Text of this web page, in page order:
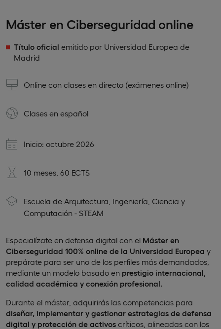
Máster en Ciberseguridad online
Título oficial emitido por Universidad Europea de
Madrid
Online con clases en directo (exámenes online)
Clases en español
Inicio: octubre 2026
10 meses, 60 ECTS
Escuela de Arquitectura, Ingeniería, Ciencia y
Computación - STEAM
Especialízate en defensa digital con el Máster en
Ciberseguridad 100% online de la Universidad Europea y
prepárate para ser uno de los perfiles más demandados,
mediante un modelo basado en prestigio internacional,
calidad académica y conexión profesional.
Durante el máster, adquirirás las competencias para
diseñar, implementar y gestionar estrategias de defensa
digital y protección de activos críticos, alineadas con los